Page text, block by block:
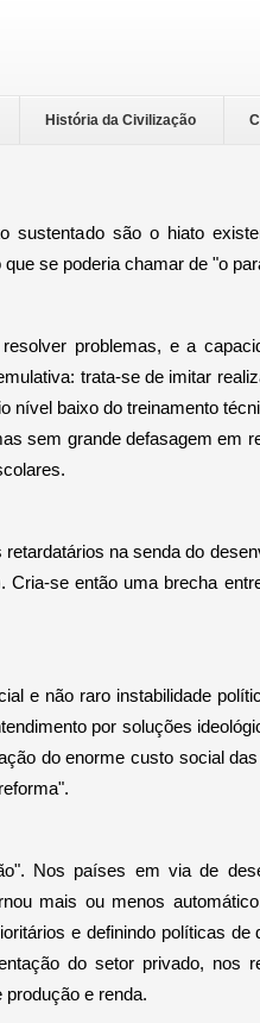
História da Civilização
são o hiato
se poderia chamar de "o
problemas, e a
trata-se de imitar
nível baixo do treinamento
sem grande defasagem em
na senda do
se então uma brecha
e não raro instabilidade
por soluções
do enorme custo social
Nos países em via de
mais ou menos
e definindo políticas
do setor privado, nos
e renda.